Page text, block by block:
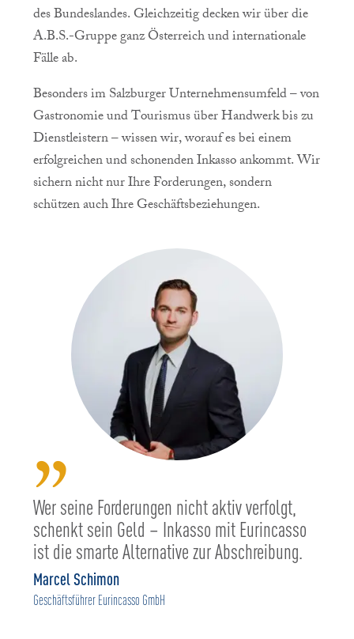
des Bundeslandes. Gleichzeitig decken wir über die
A.B.S.-Gruppe ganz Österreich und internationale
Fälle ab.
Besonders im Salzburger Unternehmensumfeld – von
Gastronomie und Tourismus über Handwerk bis zu
Dienstleistern – wissen wir, worauf es bei einem
erfolgreichen und schonenden Inkasso ankommt. Wir
sichern nicht nur Ihre Forderungen, sondern
schützen auch Ihre Geschäftsbeziehungen.
”
Wer seine Forderungen nicht aktiv verfolgt,
schenkt sein Geld – Inkasso mit Eurincasso
ist die smarte Alternative zur Abschreibung.
Marcel Schimon
Geschäftsführer Eurincasso GmbH